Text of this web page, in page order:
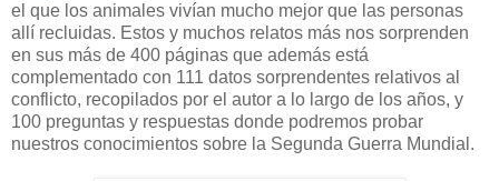
el que los animales vivían mucho mejor que las personas
allí recluidas. Estos y muchos relatos más nos sorprenden
en sus más de 400 páginas que además está
complementado con 111 datos sorprendentes relativos al
conflicto, recopilados por el autor a lo largo de los años, y
100 preguntas y respuestas donde podremos probar
nuestros conocimientos sobre la Segunda Guerra Mundial.